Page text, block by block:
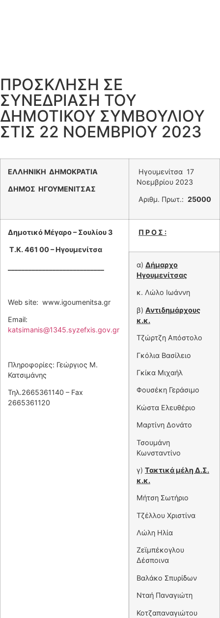
ΠΡΟΣΚΛΗΣΗ ΣΕ
ΣΥΝΕΔΡΙΑΣΗ ΤΟΥ
ΔΗΜΟΤΙΚΟΥ ΣΥΜΒΟΥΛΙΟΥ
ΣΤΙΣ 22 ΝΟΕΜΒΡΙΟΥ 2023
ΕΛΛΗΝΙΚΗ ΔΗΜΟΚΡΑΤΙΑ
ΔΗΜΟΣ ΗΓΟΥΜΕΝΙΤΣΑΣ
Ηγουμενίτσα 17
Νοεμβρίου 2023
Αριθμ. Πρωτ.: 25000
Δημοτικό Μέγαρο – Σουλίου 3
Τ.Κ. 461 00 – Ηγουμενίτσα
Web site: www.igoumenitsa.gr
Email:
katsimanis@1345.syzefxis.gov.gr
Πληροφορίες: Γεώργιος Μ.
Κατσιμάνης
Τηλ.2665361140 – Fax
2665361120
Π Ρ Ο Σ :
α) Δήμαρχο
Ηγουμενίτσας
κ. Λώλο Ιωάννη
β) Αντιδημάρχους
κ.κ.
Τζώρτζη Απόστολο
Γκόλια Βασίλειο
Γκίκα Μιχαήλ
Φουσέκη Γεράσιμο
Κώστα Ελευθέριο
Μαρτίνη Δονάτο
Τσουμάνη
Κωνσταντίνο
γ) Τακτικά μέλη Δ.Σ.
κ.κ.
Μήτση Σωτήριο
Τζέλλου Χριστίνα
Λώλη Ηλία
Ζεϊμπέκογλου
Δέσποινα
Βαλάκο Σπυρίδων
Νταή Παναγιώτη
Κοτζαπαναγιώτου